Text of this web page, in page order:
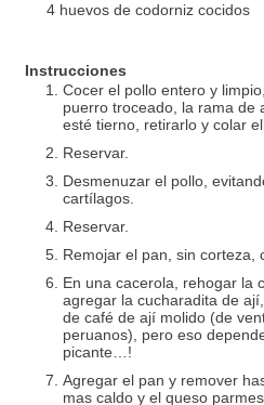
4 huevos de codorniz cocidos
Instrucciones
Cocer el pollo entero y
puerro troceado, la rama de
esté tierno, retirarlo y colar el
Reservar.
Desmenuzar el pollo,
cartílagos.
Reservar.
Remojar el pan, sin corteza,
En una cacerola, rehogar la
agregar la cucharadita de
de café de ají molido (de
peruanos), pero eso
picante…!
Agregar el pan y remover
mas caldo y el queso